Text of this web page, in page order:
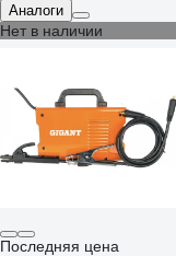
Аналоги
Нет в наличии
Последняя цена